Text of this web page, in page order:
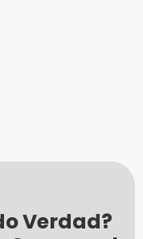
Verdad?